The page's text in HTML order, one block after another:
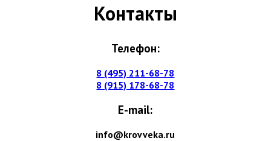
Контакты
Телефон:
8 (495) 211-68-78
8 (915) 178-68-78
E-mail:
info@krovveka.ru